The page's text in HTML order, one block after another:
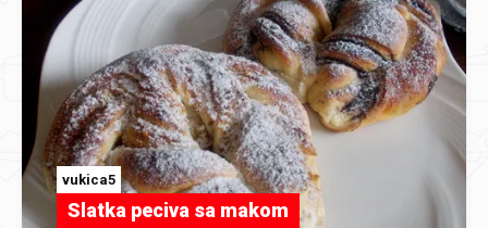
vukica5
Slatka peciva sa makom